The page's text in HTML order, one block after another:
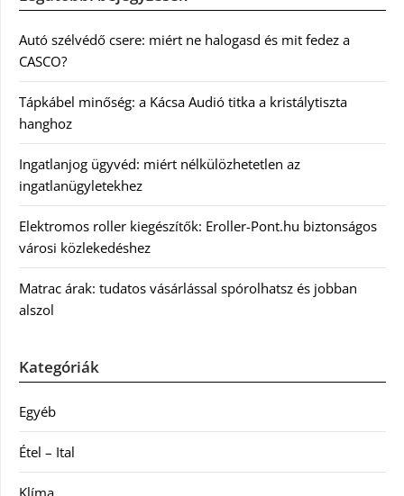
Autó szélvédő csere: miért ne halogasd és mit fedez a
CASCO?
Tápkábel minőség: a Kácsa Audió titka a kristálytiszta
hanghoz
Ingatlanjog ügyvéd: miért nélkülözhetetlen az
ingatlanügyletekhez
Elektromos roller kiegészítők: Eroller-Pont.hu biztonságos
városi közlekedéshez
Matrac árak: tudatos vásárlással spórolhatsz és jobban
alszol
Kategóriák
Egyéb
Étel – Ital
Klíma